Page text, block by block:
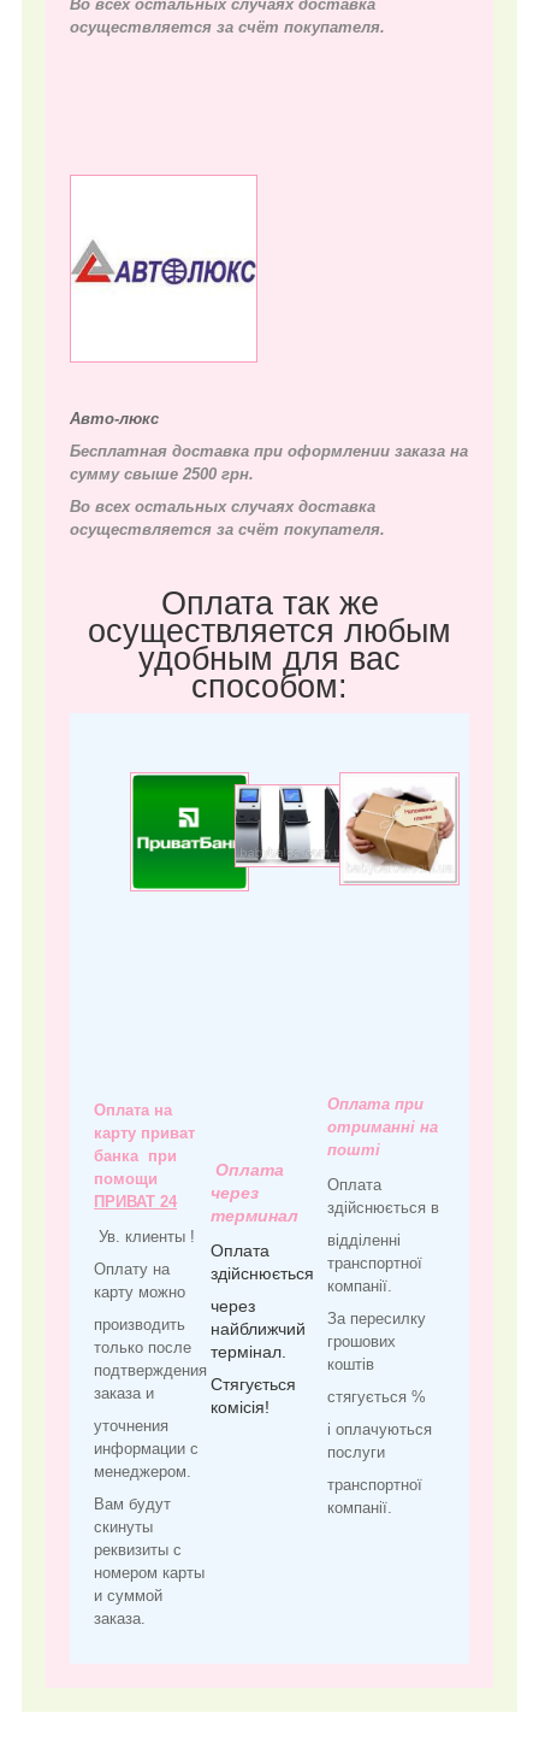
Во всех остальных случаях доставка
осуществляется за счёт покупателя.
Авто-люкс
Бесплатная доставка при оформлении заказа на
сумму свыше 2500 грн.
Во всех остальных случаях доставка
осуществляется за счёт покупателя.
Оплата так же
осуществляется любым
удобным для вас
способом:
Оплата на
карту приват
банка при
помощи
ПРИВАТ 24
Ув. клиенты !
Оплату на
карту можно
производить
только после
подтверждения
заказа и
уточнения
информации с
менеджером.
Вам будут
скинуты
реквизиты с
номером карты
и суммой
заказа.
Оплата
через
терминал
Оплата
здійснюється
через
найближчий
термінал.
Стягується
комісія!
Оплата при
отриманні на
пошті
Оплата
здійснюється в
відділенні
транспортної
компанії.
За пересилку
грошових
коштів
стягується %
і оплачуються
послуги
транспортної
компанії.